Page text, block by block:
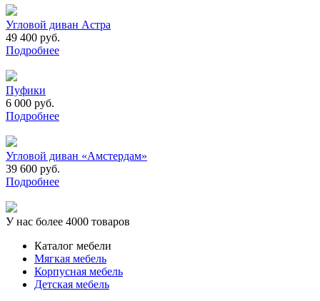
Угловой диван Астра
49 400 руб.
Подробнее
Пуфики
6 000 руб.
Подробнее
Угловой диван «Амстердам»
39 600 руб.
Подробнее
У нас более 4000 товаров
Каталог мебели
Мягкая мебель
Корпусная мебель
Детская мебель